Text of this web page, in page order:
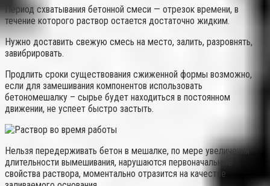
Период схватывания бетонной смеси — отрезок времени, в
течение которого раствор остается достаточно жидким.
Нужно доставить свежую смесь на место, залить, разровнять,
завибрировать.
Продлить сроки существования сжиженной формы возможно,
если для замешивания компонентов использовать
бетономешалку – сырье будет находиться в постоянном
движении, не успеет быстро застыть.
Нельзя передерживать бетон в мешалке, по мере увеличения
длительности вымешивания, нарушаются первоначальные
свойства раствора, моментально отразится на качестве